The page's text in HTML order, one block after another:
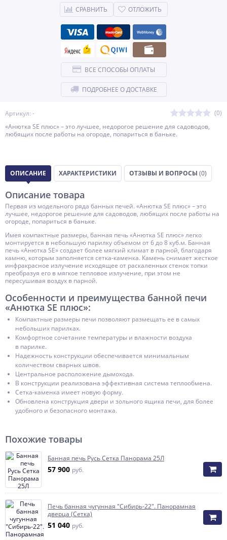
Артикул: -
(0)
«Анютка SE плюс» – это лучшее, недорогое решение для садоводов,
любящих после работы на огороде, попариться в баньке.
СРАВНИТЬ
ОТЛОЖИТЬ
ВСЕ СПОСОБЫ ОПЛАТЫ
ПОДРОБНЕЕ О ДОСТАВКЕ
ОПИСАНИЕ ХАРАКТЕРИСТИКИ ОТЗЫВЫ И ВОПРОСЫ (0)
Описание товара
Первая из модельного ряда банных печей. «Анютка SE плюс» – это
лучшее, недорогое решение для садоводов, любящих после работы на
огороде, попариться в баньке.
Имея компактные размеры, банная печь «Анютка SE плюс» легко
монтируется в небольшую парилку объемом от 6 до 8 куб.м. Банная
печь «Анютка SE» создает более мягкий климат в парной, благодаря
камню, которым заполняется сетка-каменка. Камень снимает жесткое
инфракрасное излучение исходящее от раскаленных стенок топки
преобразуя его в мягкое тепловое излучение, при этом не
пересушивая воздух в парной.
Особенности и преимущества банной печи
«Анютка SE плюс»:
Компактные размеры печи позволяют размещать ее в самых
небольших парилках.
Комфортное сочетание температуры и влажности воздуха
в парилке.
Надежность конструкции обеспечивается минимальным
количеством сварных швов.
Центральное расположение дымохода.
В конструкции реализована эффективная система теплообмена.
Сетка-каменка имеет новую форму.
Обновлена конструкция двери и зольного ящика печи, для более
удобного и безопасного монтажа.
Похожие товары
Банная печь Русь Сетка Панорама 25Л
57 900 руб.
Печь банная чугунная "Сибирь-22". Панорамная
дверца (Сетка)
51 040 руб.